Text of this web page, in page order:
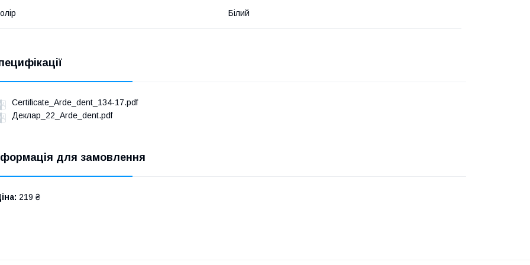
Білий
Certificate_Arde_dent_134-17.pdf
Деклар_22_Arde_dent.pdf
для замовлення
219 ₴